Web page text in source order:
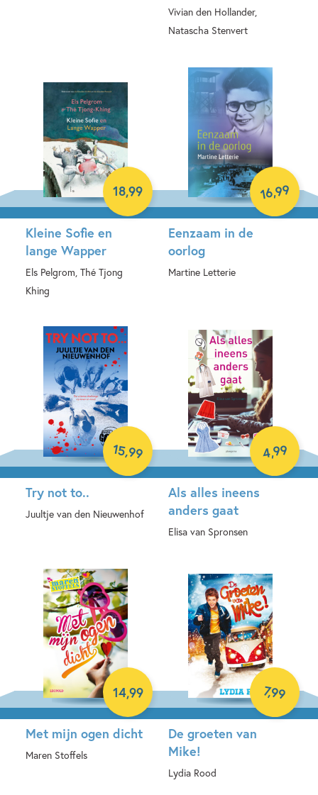
Vivian den Hollander,
Natascha Stenvert
Kleine Sofie en
lange Wapper
Els Pelgrom, Thé Tjong
Khing
18,99
Eenzaam in de
oorlog
Martine Letterie
16,99
Try not to..
Juultje van den Nieuwenhof
15,99
Als alles ineens
anders gaat
Elisa van Spronsen
4,99
Met mijn ogen dicht
Maren Stoffels
14,99
De groeten van
Mike!
Lydia Rood
7,99